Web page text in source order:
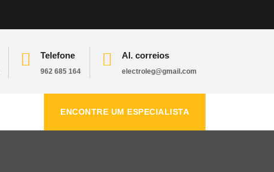
Telefone
962 685 164
Al. correios
electroleg@gmail.com
ENCONTRE UM ESPECIALISTA